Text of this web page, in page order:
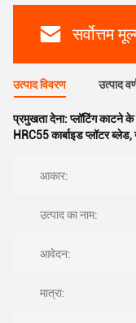
सर्वोत्तम
उत्पाद विवरण उत्पाद
प्रमुखता देना:प्लॉटिंग काटने के
HRC55 कार्बाइड प्लॉटर ब्लेड,
आकार:
उत्पाद का नाम:
आवेदन:
मात्रा: